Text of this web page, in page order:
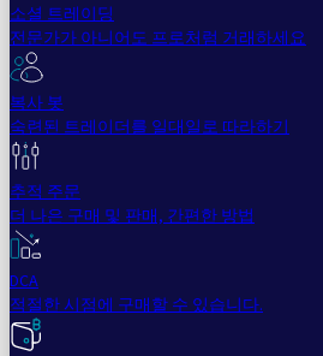
소셜 트레이딩
전문가가 아니어도 프로처럼 거래하세요
복사 봇
숙련된 트레이더를 일대일로 따라하기
추적 주문
더 나은 구매 및 판매, 간편한 방법
DCA
적절한 시점에 구매할 수 있습니다.